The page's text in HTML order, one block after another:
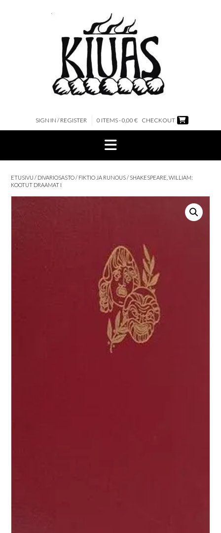
SIGN IN / REGISTER 0 ITEMS - 0,00 € CHECKOUT
ETUSIVU / DIVARIOSASTO/ FIKTIO JA RUNOUS/ SHAKESPEARE, WILLIAM:
KOOTUT DRAAMAT I